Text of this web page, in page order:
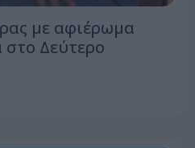
με αφιέρωμα
στο Δεύτερο